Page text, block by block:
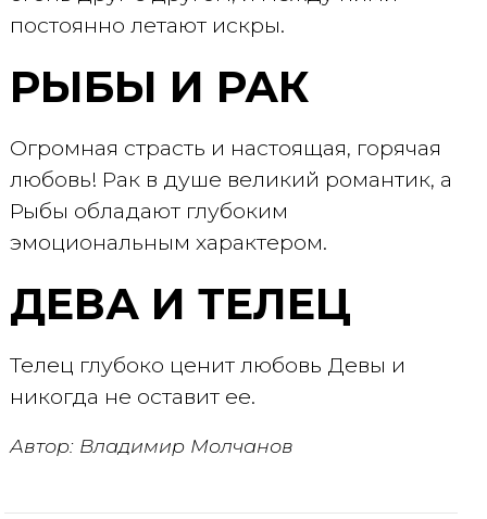
постоянно летают искры.
РЫБЫ И РАК
Огромная страсть и настоящая, горячая
любовь! Рак в душе великий романтик, а
Рыбы обладают глубоким
эмоциональным характером.
ДЕВА И ТЕЛЕЦ
Телец глубоко ценит любовь Девы и
никогда не оставит ее.
Автор: Владимир Молчанов